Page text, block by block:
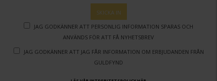
SKICKA IN
Jag godkänner att personlig information sparas och
används för att få nyhetsbrev
Jag godkänner att jag får information om erbjudanden från
Guldfynd